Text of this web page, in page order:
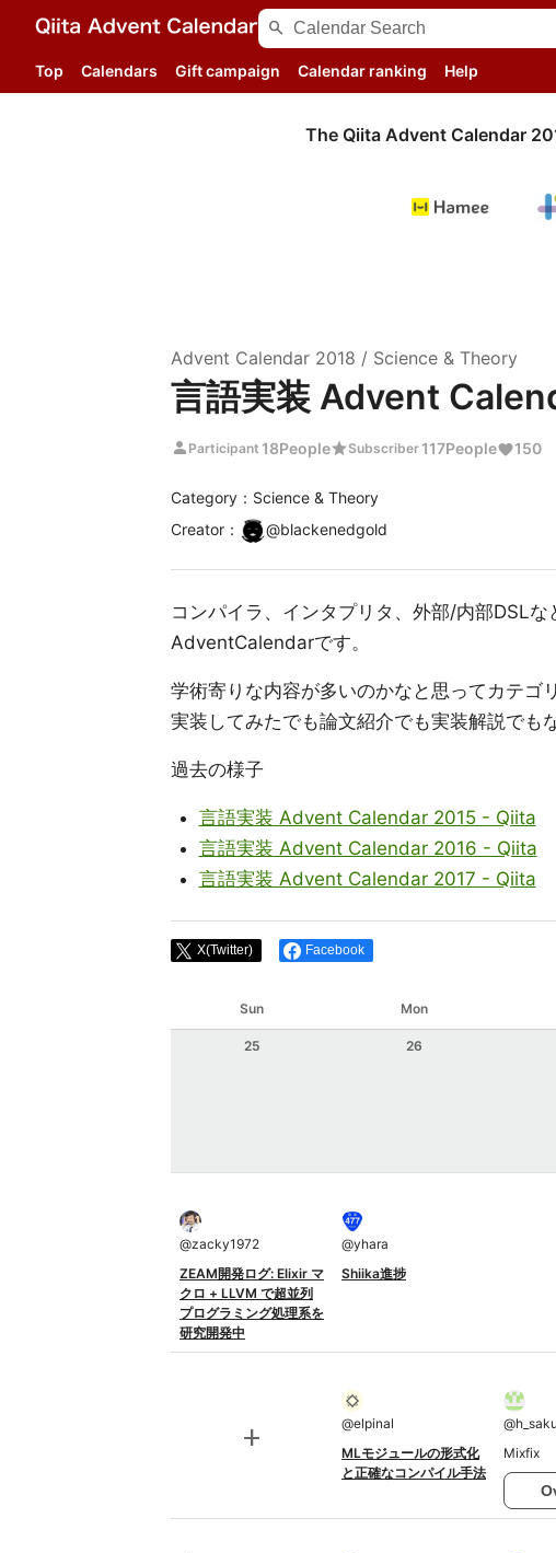
search
Top Calendars Gift campaign Calendar ranking Help
The Qiita Advent Calendar
Advent Calendar 2018 / Science & Theory
言語実装 Advent
person Participant 18PeoplestarSubscriber117People 150
Category：Science & Theory
Creator ： @blackenedgold
コンパイラ、インタプリタ、外部/内部DSL
AdventCalendarです。
学術寄りな内容が多いのかなと思ってカテゴ
実装してみたでも論文紹介でも実装解説でも
過去の様子
言語実装 Advent Calendar 2015 - Qiita
言語実装 Advent Calendar 2016 - Qiita
言語実装 Advent Calendar 2017 - Qiita
X(Twitter) Facebook
Sun Mon
25 26
@zacky1972
ZEAM開発ログ: Elixir マ
クロ + LLVM で超並列
プログラミング処理系を
研究開発中
@yhara
Shiika進捗
add @elpinal
MLモジュールの形式化
と正確なコンパイル手法
@
Mixfix